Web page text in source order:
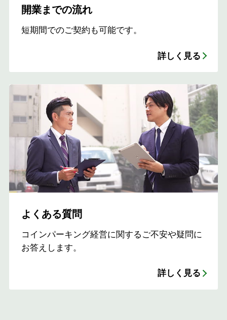
開業までの流れ
短期間でのご契約も可能です。
詳しく見る
よくある質問
コインパーキング経営に関するご不安や疑問に
お答えします。
詳しく見る